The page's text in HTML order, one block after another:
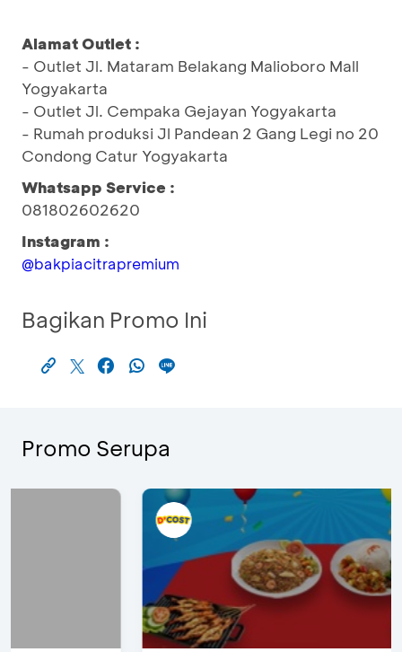
Alamat Outlet :
- Outlet Jl. Mataram Belakang Malioboro Mall
Yogyakarta
- Outlet Jl. Cempaka Gejayan Yogyakarta
- Rumah produksi Jl Pandean 2 Gang Legi no 20
Condong Catur Yogyakarta
Whatsapp Service :
081802602620
Instagram :
@bakpiacitrapremium
Bagikan Promo Ini
Promo Serupa